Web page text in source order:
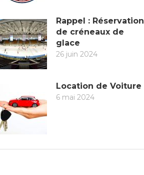
Rappel : Réservation
de créneaux de
glace
26 juin 2024
Location de Voiture
6 mai 2024